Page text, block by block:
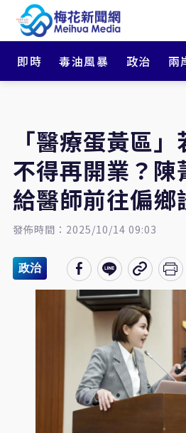
即時 毒油風暴 政治 兩
「醫療蛋黃區
不得再開業？陳
給醫師前往偏鄉
發佈時間：2025/10/14 09:03
政治